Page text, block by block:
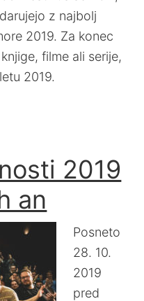
z najbolj
2019. Za konec
filme ali serije,
2019.
2019
an
Posneto
28. 10.
2019
pred